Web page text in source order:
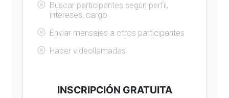
Buscar participantes según perfil,
intereses, cargo
Enviar mensajes a otros participantes
Hacer videollamadas
INSCRIPCIÓN GRATUITA